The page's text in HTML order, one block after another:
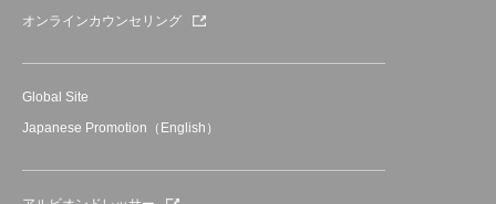
オンラインカウンセリング
Global Site
Japanese Promotion（English）